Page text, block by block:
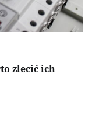
zlecić ich